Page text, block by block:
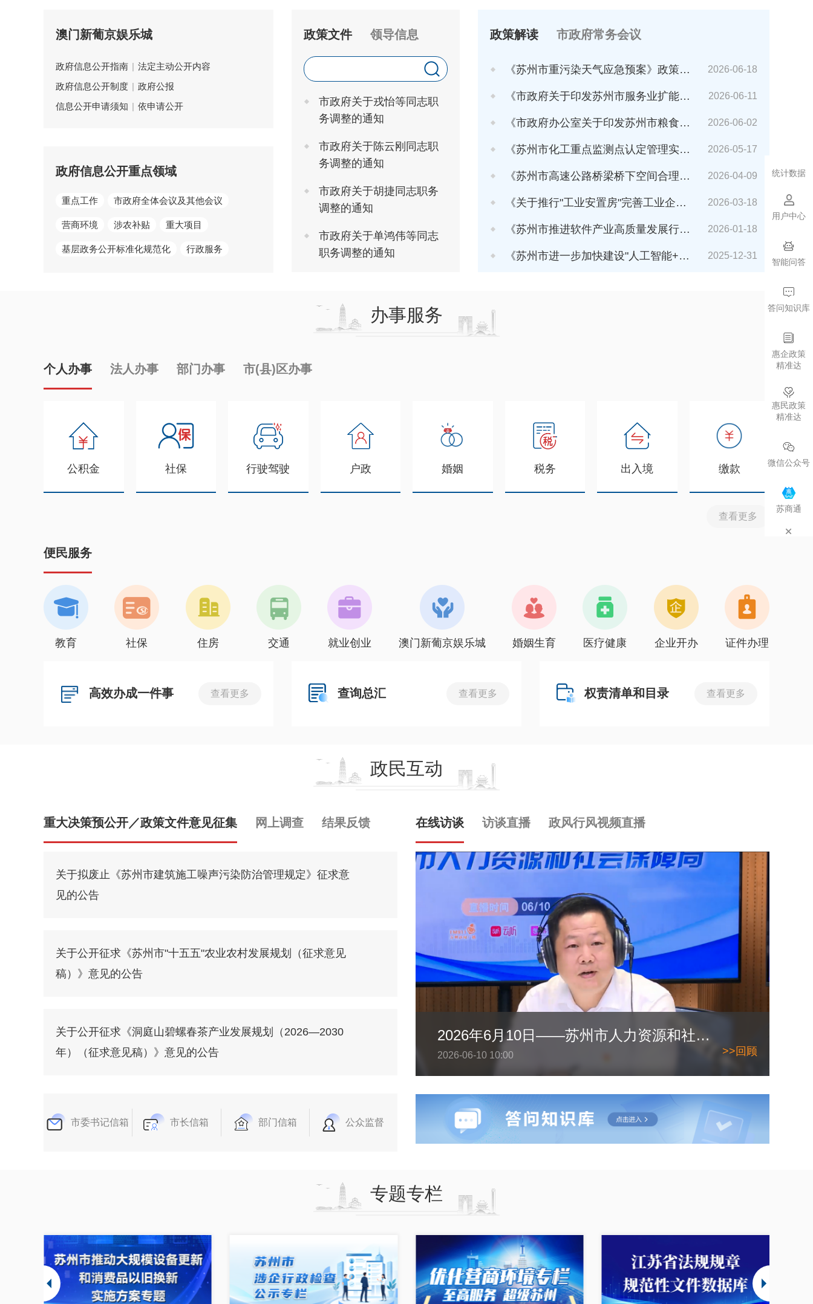
澳门新葡京娱乐城
政府信息公开指南 | 法定主动公开内容
政府信息公开制度 | 政府公报
信息公开申请须知 | 依申请公开
政府信息公开重点领域
重点工作 市政府全体会议及其他会议
营商环境 涉农补贴 重大项目
基层政务公开标准化规范化 行政服务
政策文件 领导信息
市政府关于戎怡等同志职
务调整的通知
市政府关于陈云刚同志职
务调整的通知
市政府关于胡捷同志职务
调整的通知
市政府关于单鸿伟等同志
职务调整的通知
政策解读 市政府常务会议
《苏州市重污染天气应急预案》政策解读 2026-06-18
《市政府关于印发苏州市服务业扩能提质行动方案(2026～2030年)的通知》解读 2026-06-11
《市政府办公室关于印发苏州市粮食应急预案的通知》解读 2026-06-02
《苏州市化工重点监测点认定管理实施细则》解读 2026-05-17
《苏州市高速公路桥梁桥下空间合理利用管理办法》解读 2026-04-09
《关于推行"工业安置房"完善工业企业搬迁安置的指导意见（试行）》解读 2026-03-18
《苏州市推进软件产业高质量发展行动计划（2026-2027年）》解读 2026-01-18
《苏州市进一步加快建设"人工智能+"城市的若干措施（2026年版）》解读 2025-12-31
办事服务
个人办事 法人办事 部门办事 市(县)区办事
公积金 社保 行驶驾驶 户政 婚姻 税务 出入境 缴款
查看更多
便民服务
教育 社保 住房 交通 就业创业 澳门新葡京娱乐城 婚姻生育 医疗健康 企业开办 证件办理
高效办成一件事 查看更多 查询总汇 查看更多 权责清单和目录 查看更多
政民互动
重大决策预公开／政策文件意见征集 网上调查 结果反馈
关于拟废止《苏州市建筑施工噪声污染防治管理规定》征求意
见的公告
关于公开征求《苏州市"十五五"农业农村发展规划（征求意见
稿）》意见的公告
关于公开征求《洞庭山碧螺春茶产业发展规划（2026—2030
年）（征求意见稿）》意见的公告
市委书记信箱 市长信箱 部门信箱 公众监督
在线访谈 访谈直播 政风行风视频直播
2026年6月10日——苏州市人力资源和社会保障局
2026-06-10 10:00 >>回顾
专题专栏
统计数据
用户中心
智能问答
答问知识库
惠企政策
精准达
惠民政策
精准达
微信公众号
苏商通